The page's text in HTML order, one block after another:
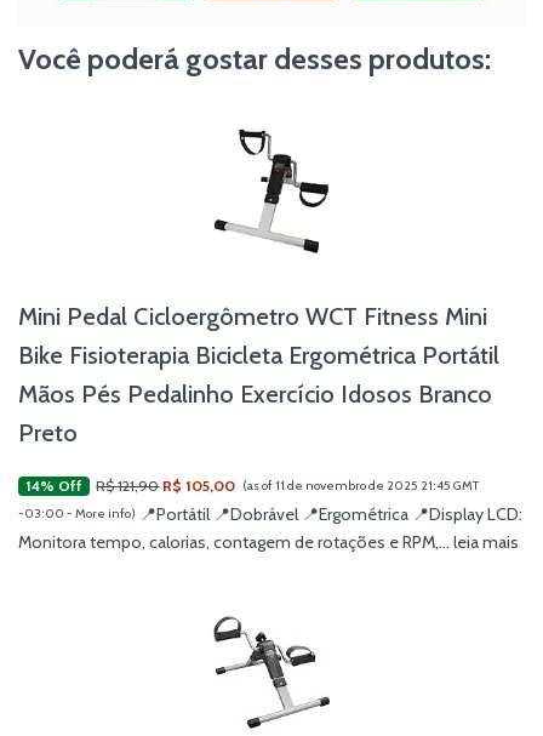
Você poderá gostar desses produtos:
Mini Pedal Cicloergômetro WCT Fitness Mini
Bike Fisioterapia Bicicleta Ergométrica Portátil
Mãos Pés Pedalinho Exercício Idosos Branco
Preto
14% Off R$ 121,90 R$ 105,00 (as of 11 de novembro de 2025 21:45 GMT
-03:00 - More info) 📍Portátil 📍Dobrável 📍Ergométrica 📍Display LCD:
Monitora tempo, calorias, contagem de rotações e RPM,... leia mais